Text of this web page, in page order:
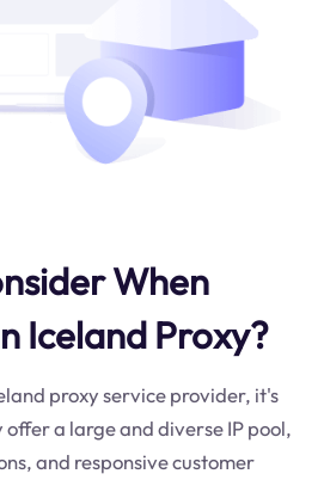
When
Iceland Proxy?
proxy service provider, it's
a large and diverse IP pool,
and responsive customer